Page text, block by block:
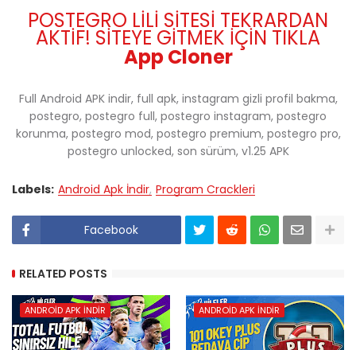
POSTEGRO LİLİ SİTESİ TEKRARDAN
AKTİF! SİTEYE GİTMEK İÇİN TIKLA
App Cloner
Full Android APK indir, full apk, instagram gizli profil bakma,
postegro, postegro full, postegro instagram, postegro
korunma, postegro mod, postegro premium, postegro pro,
postegro unlocked, son sürüm, v1.25 APK
Labels: Android Apk İndir Program Crackleri
Facebook
RELATED POSTS
ANDROID APK İNDIR ANDROID APK İNDIR